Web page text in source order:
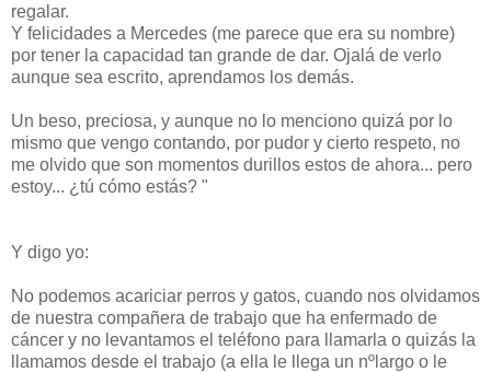
regalar.
Y felicidades a Mercedes (me parece que era su nombre)
por tener la capacidad tan grande de dar. Ojalá de verlo
aunque sea escrito, aprendamos los demás.
Un beso, preciosa, y aunque no lo menciono quizá por lo
mismo que vengo contando, por pudor y cierto respeto, no
me olvido que son momentos durillos estos de ahora... pero
estoy... ¿tú cómo estás? "
Y digo yo:
No podemos acariciar perros y gatos, cuando nos olvidamos
de nuestra compañera de trabajo que ha enfermado de
cáncer y no levantamos el teléfono para llamarla o quizás la
llamamos desde el trabajo (a ella le llega un nºlargo o le